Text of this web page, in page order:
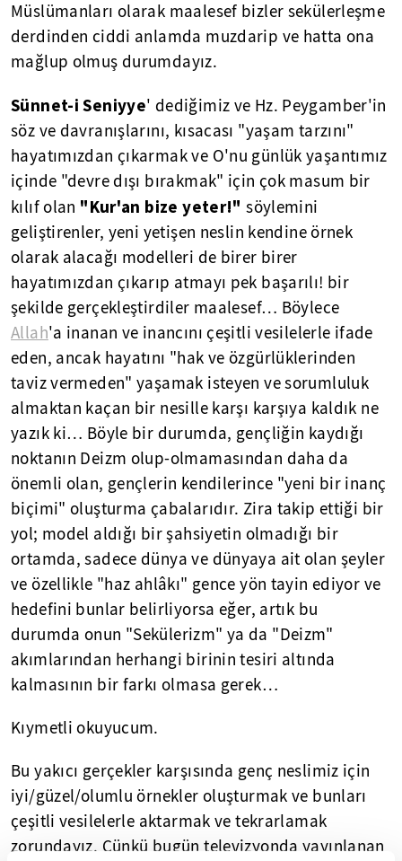
Müslümanları olarak maalesef bizler sekülerleşme
derdinden ciddi anlamda muzdarip ve hatta ona
mağlup olmuş durumdayız.
Sünnet-i Seniyye' dediğimiz ve Hz. Peygamber'in
söz ve davranışlarını, kısacası "yaşam tarzını"
hayatımızdan çıkarmak ve O'nu günlük yaşantımız
içinde "devre dışı bırakmak" için çok masum bir
kılıf olan "Kur'an bize yeter!" söylemini
geliştirenler, yeni yetişen neslin kendine örnek
olarak alacağı modelleri de birer birer
hayatımızdan çıkarıp atmayı pek başarılı! bir
şekilde gerçekleştirdiler maalesef… Böylece
Allah'a inanan ve inancını çeşitli vesilelerle ifade
eden, ancak hayatını "hak ve özgürlüklerinden
taviz vermeden" yaşamak isteyen ve sorumluluk
almaktan kaçan bir nesille karşı karşıya kaldık ne
yazık ki… Böyle bir durumda, gençliğin kaydığı
noktanın Deizm olup-olmamasından daha da
önemli olan, gençlerin kendilerince "yeni bir inanç
biçimi" oluşturma çabalarıdır. Zira takip ettiği bir
yol; model aldığı bir şahsiyetin olmadığı bir
ortamda, sadece dünya ve dünyaya ait olan şeyler
ve özellikle "haz ahlâkı" gence yön tayin ediyor ve
hedefini bunlar belirliyorsa eğer, artık bu
durumda onun "Sekülerizm" ya da "Deizm"
akımlarından herhangi birinin tesiri altında
kalmasının bir farkı olmasa gerek…
Kıymetli okuyucum.
Bu yakıcı gerçekler karşısında genç neslimiz için
iyi/güzel/olumlu örnekler oluşturmak ve bunları
çeşitli vesilelerle aktarmak ve tekrarlamak
zorundayız. Çünkü bugün televizyonda yayınlanan